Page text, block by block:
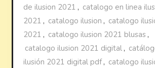
de ilusion 2021 , catalogo en linea
2021 , catalogo ilusion , catalogo
2021 , catalogo ilusion 2021 blusas ,
catalogo ilusion 2021 digital ,
ilusión 2021 digital pdf, catalogo